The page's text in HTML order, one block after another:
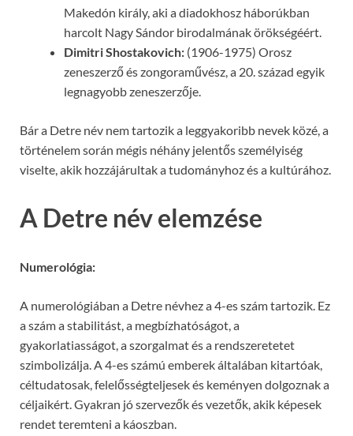
Makedón király, aki a diadokhosz háborúkban
harcolt Nagy Sándor birodalmának örökségéért.
Dimitri Shostakovich: (1906-1975) Orosz
zeneszerző és zongoraművész, a 20. század egyik
legnagyobb zeneszerzője.
Bár a Detre név nem tartozik a leggyakoribb nevek közé, a
történelem során mégis néhány jelentős személyiség
viselte, akik hozzájárultak a tudományhoz és a kultúrához.
A Detre név elemzése
Numerológia:
A numerológiában a Detre névhez a 4-es szám tartozik. Ez
a szám a stabilitást, a megbízhatóságot, a
gyakorlatiasságot, a szorgalmat és a rendszeretetet
szimbolizálja. A 4-es számú emberek általában kitartóak,
céltudatosak, felelősségteljesek és keményen dolgoznak a
céljaikért. Gyakran jó szervezők és vezetők, akik képesek
rendet teremteni a káoszban.